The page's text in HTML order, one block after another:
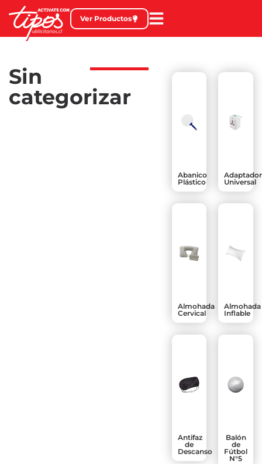
Ver Productos
Sin
categorizar
Abanico
Plástico
Adaptador
Universal
Almohada
Cervical
Almohada
Inflable
Antifaz
de
Descanso
Balón
de
Fútbol
N°5